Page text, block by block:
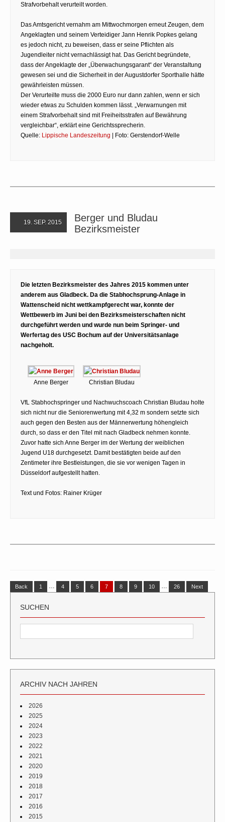
Strafvorbehalt verurteilt worden.
Das Amtsgericht vernahm am Mittwochmorgen erneut Zeugen, dem
Angeklagten und seinem Verteidiger Jann Henrik Popkes gelang
es jedoch nicht, zu beweisen, dass er seine Pflichten als
Jugendleiter nicht vernachlässigt hat. Das Gericht begründete,
dass der Angeklagte der „Überwachungsgarant“ der Veranstaltung
gewesen sei und die Sicherheit in der Augustdorfer Sporthalle hätte
gewährleisten müssen.
Der Verurteilte muss die 2000 Euro nur dann zahlen, wenn er sich
wieder etwas zu Schulden kommen lässt. „Verwarnungen mit
einem Strafvorbehalt sind mit Freiheitsstrafen auf Bewährung
vergleichbar“, erklärt eine Gerichtssprecherin.
Quelle: Lippische Landeszeitung | Foto: Gerstendorf-Welle
19. SEP. 2015
Berger und Bludau
Bezirksmeister
Die letzten Bezirksmeister des Jahres 2015 kommen unter
anderem aus Gladbeck. Da die Stabhochsprung-Anlage in
Wattenscheid nicht wettkampfgerecht war, konnte der
Wettbewerb im Juni bei den Bezirksmeisterschaften nicht
durchgeführt werden und wurde nun beim Springer- und
Werfertag des USC Bochum auf der Universitätsanlage
nachgeholt.
Anne Berger Christian Bludau
VfL Stabhochspringer und Nachwuchscoach Christian Bludau holte
sich nicht nur die Seniorenwertung mit 4,32 m sondern setzte sich
auch gegen den Besten aus der Männerwertung höhengleich
durch, so dass er den Titel mit nach Gladbeck nehmen konnte.
Zuvor hatte sich Anne Berger im der Wertung der weiblichen
Jugend U18 durchgesetzt. Damit bestätigten beide auf den
Zentimeter ihre Bestleistungen, die sie vor wenigen Tagen in
Düsseldorf aufgestellt hatten.
Text und Fotos: Rainer Krüger
Back 1 … 4 5 6 7 8 9 10 … 26 Next
SUCHEN
ARCHIV NACH JAHREN
2026
2025
2024
2023
2022
2021
2020
2019
2018
2017
2016
2015